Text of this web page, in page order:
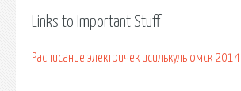
Links to Important Stuff
Расписание электричек исилькуль омск 2014